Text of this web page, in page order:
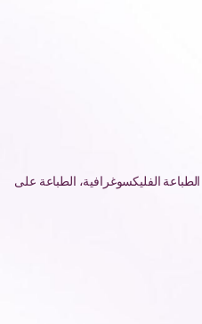
الطباعة الفليكسوغرافية، الطباعة على